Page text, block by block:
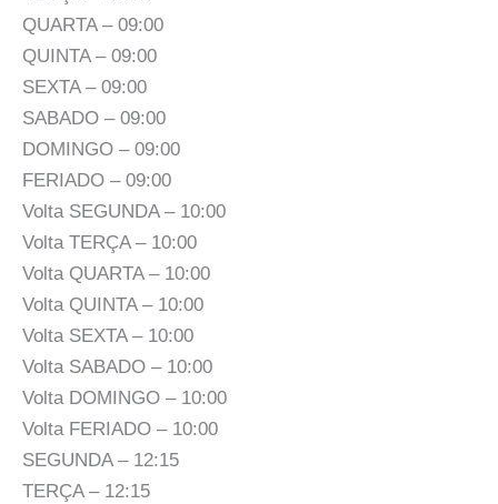
QUARTA – 09:00
QUINTA – 09:00
SEXTA – 09:00
SABADO – 09:00
DOMINGO – 09:00
FERIADO – 09:00
Volta SEGUNDA – 10:00
Volta TERÇA – 10:00
Volta QUARTA – 10:00
Volta QUINTA – 10:00
Volta SEXTA – 10:00
Volta SABADO – 10:00
Volta DOMINGO – 10:00
Volta FERIADO – 10:00
SEGUNDA – 12:15
TERÇA – 12:15